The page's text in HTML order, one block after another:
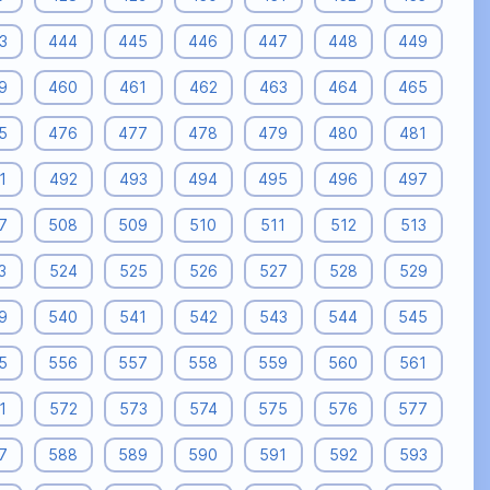
444 445 446 447 448 449
460 461 462 463 464 465
476 477 478 479 480 481
492 493 494 495 496 497
508 509 510 511 512 513
524 525 526 527 528 529
540 541 542 543 544 545
556 557 558 559 560 561
572 573 574 575 576 577
588 589 590 591 592 593